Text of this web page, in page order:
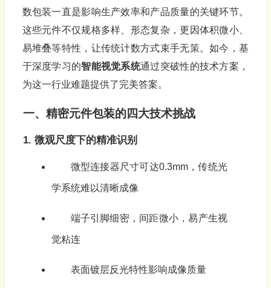
数包装一直是影响生产效率和产品质量的关键环节。
这些元件不仅规格多样、形态复杂，更因体积微小、
易堆叠等特性，让传统计数方式束手无策。如今，基
于深度学习的智能视觉系统通过突破性的技术方案，
为这一行业难题提供了完美答案。
一、精密元件包装的四大技术挑战
1. 微观尺度下的精准识别
微型连接器尺寸可达0.3mm，传统光
学系统难以清晰成像
端子引脚细密，间距微小，易产生视
觉粘连
表面镀层反光特性影响成像质量